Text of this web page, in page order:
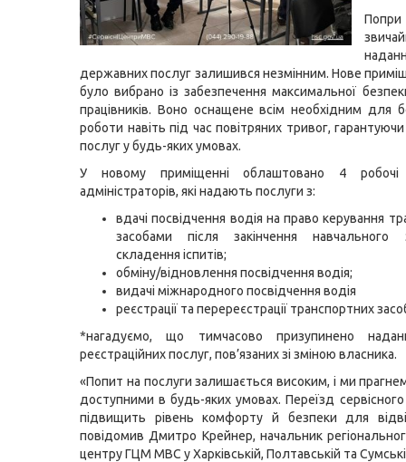
державних послуг залишився незмінним. Нове
було вибрано із забезпечення максимальної
працівників. Воно оснащене всім необхідним для
роботи навіть під час повітряних тривог,
послуг у будь-яких умовах.
У новому приміщенні облаштовано 4
адміністраторів, які надають послуги з:
вдачі посвідчення водія на право керування
засобами після закінчення
складення іспитів;
обміну/відновлення посвідчення водія;
видачі міжнародного посвідчення водія
реєстрації та перереєстрації транспортних
*нагадуємо, що тимчасово призупинено
реєстраційних послуг, пов’язаних зі зміною власника.
«Попит на послуги залишається високим, і ми
доступними в будь-яких умовах. Переїзд
підвищить рівень комфорту й безпеки для
повідомив Дмитро Крейнер, начальник
центру ГЦМ МВС у Харківській, Полтавській та